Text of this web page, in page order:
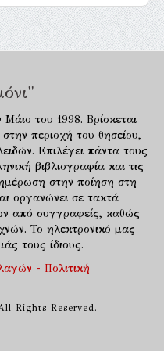
Μάιο του 1998. Βρίσκεται
περιοχή του θησείου,
Επιλέγει πάντα τους
βιβλιογραφία και τις
στην ποίηση στη
οργανώνει σε τακτά
από συγγραφείς, καθώς
Το ηλεκτρονικό μας
τους ίδιους.
- Πολιτική
Rights Reserved.